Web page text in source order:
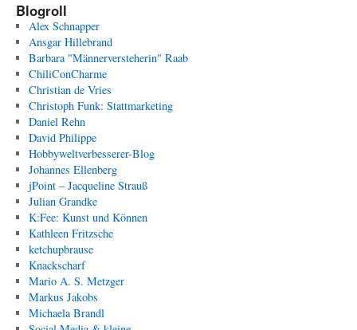
Blogroll
Alex Schnapper
Ansgar Hillebrand
Barbara "Männerversteherin" Raab
ChiliConCharme
Christian de Vries
Christoph Funk: Stattmarketing
Daniel Rehn
David Philippe
Hobbyweltverbesserer-Blog
Johannes Ellenberg
jPoint – Jacqueline Strauß
Julian Grandke
K:Fee: Kunst und Können
Kathleen Fritzsche
ketchupbrause
Knackscharf
Mario A. S. Metzger
Markus Jakobs
Michaela Brandl